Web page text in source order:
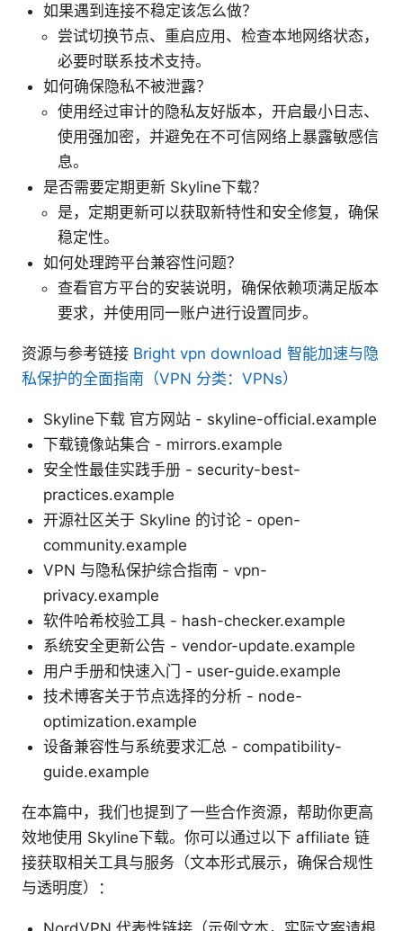
如果遇到连接不稳定该怎么做？
尝试切换节点、重启应用、检查本地网络状态，
必要时联系技术支持。
如何确保隐私不被泄露？
使用经过审计的隐私友好版本，开启最小日志、
使用强加密，并避免在不可信网络上暴露敏感信
息。
是否需要定期更新 Skyline下载？
是，定期更新可以获取新特性和安全修复，确保
稳定性。
如何处理跨平台兼容性问题？
查看官方平台的安装说明，确保依赖项满足版本
要求，并使用同一账户进行设置同步。
资源与参考链接 Bright vpn download 智能加速与隐
私保护的全面指南（VPN 分类：VPNs）
Skyline下载 官方网站 - skyline-official.example
下载镜像站集合 - mirrors.example
安全性最佳实践手册 - security-best-
practices.example
开源社区关于 Skyline 的讨论 - open-
community.example
VPN 与隐私保护综合指南 - vpn-
privacy.example
软件哈希校验工具 - hash-checker.example
系统安全更新公告 - vendor-update.example
用户手册和快速入门 - user-guide.example
技术博客关于节点选择的分析 - node-
optimization.example
设备兼容性与系统要求汇总 - compatibility-
guide.example
在本篇中，我们也提到了一些合作资源，帮助你更高
效地使用 Skyline下载。你可以通过以下 affiliate 链
接获取相关工具与服务（文本形式展示，确保合规性
与透明度）：